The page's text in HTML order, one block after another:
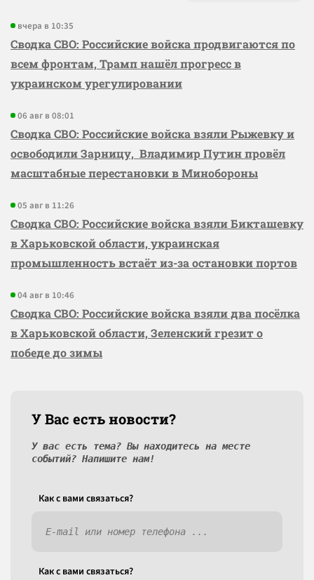
вчера в 10:35
Сводка СВО: Российские войска продвигаются по
всем фронтам, Трамп нашёл прогресс в
украинском урегулировании
06 авг в 08:01
Сводка СВО: Российские войска взяли Рыжевку и
освободили Зарницу, Владимир Путин провёл
масштабные перестановки в Минобороны
05 авг в 11:26
Сводка СВО: Российские войска взяли Бикташевку
в Харьковской области, украинская
промышленность встаёт из-за остановки портов
04 авг в 10:46
Сводка СВО: Российские войска взяли два посёлка
в Харьковской области, Зеленский грезит о
победе до зимы
У Вас есть новости?
У вас есть тема? Вы находитесь на месте
событий? Напишите нам!
Как c вами связаться?
Как c вами связаться?